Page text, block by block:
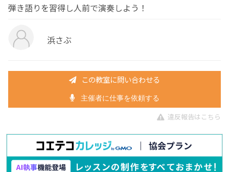
弾き語りを習得し人前で演奏しよう！
浜さぶ
この教室に問い合わせる
主催者に仕事を依頼する
違反報告はこちら